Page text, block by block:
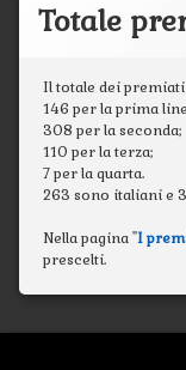
Totale
Il totale dei
146 per la prima
308 per la seconda;
110 per la terza;
7 per la quarta.
263 sono italiani e
Nella pagina "I
prescelti.